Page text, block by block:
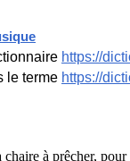
https://
le terme https://
à prêcher,